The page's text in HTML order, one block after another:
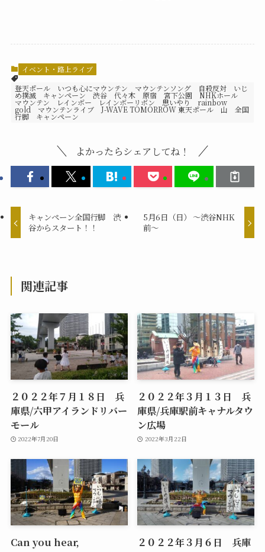
イベント・路上ライブ
登天ポール いつも心にマウンテン マウンテンソング 自殺反対 いじ
め撲滅 キャンペーン 渋谷 代々木 原宿 宮下公園 NHKホール
マウンテン レインボー レインボーリボン 思いやり rainbow
gold マウンテンライブ J-WAVE TOMORROW 東天ポール 山 全国
行脚 キャンペーン
よかったらシェアしてね！
キャンペーン全国行脚 渋
谷からスタート！！
5月6日（日） 〜渋谷NHK
前〜
関連記事
２０２２年７月１８日 兵
庫県/六甲アイランドリバー
モール
2022年7月20日
２０２２年３月１３日 兵
庫県/兵庫駅前キャナルタウ
ン広場
2022年3月22日
Can you hear,
２０２２年３月６日 兵庫